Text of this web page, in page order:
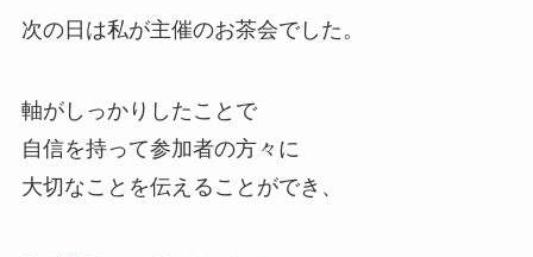
次の日は私が主催のお茶会でした。
軸がしっかりしたことで
自信を持って参加者の方々に
大切なことを伝えることができ、